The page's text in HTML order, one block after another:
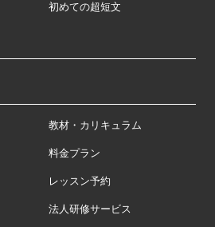
初めての超短文
教材・カリキュラム
料金プラン
レッスン予約
法人研修サービス